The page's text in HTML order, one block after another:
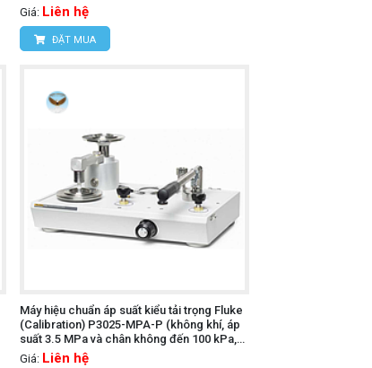
Giá: Liên hệ
ĐẶT MUA
Máy hiệu chuẩn áp suất kiểu tải trọng Fluke
(Calibration) P3025-MPA-P (không khí, áp
suất 3.5 MPa và chân không đến 100 kPa,
PCU đôi)
Giá: Liên hệ